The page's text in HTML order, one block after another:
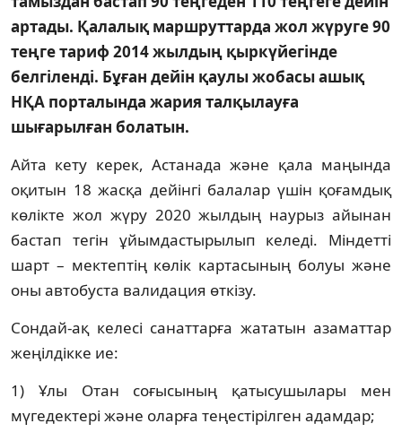
артады. Қалалық маршруттарда жол жүруге 90
теңге тариф 2014 жылдың қыркүйегінде
белгіленді. Бұған дейін қаулы жобасы ашық
НҚА порталында жария талқылауға
шығарылған болатын.
Айта кету керек, Астанада және қала маңында
оқитын 18 жасқа дейінгі балалар үшін қоғамдық
көлікте жол жүру 2020 жылдың наурыз айынан
бастап тегін ұйымдастырылып келеді. Міндетті
шарт – мектептің көлік картасының болуы және
оны автобуста валидация өткізу.
Сондай-ақ келесі санаттарға жататын азаматтар
жеңілдікке ие:
1) Ұлы Отан соғысының қатысушылары мен
мүгедектері және оларға теңестірілген адамдар;